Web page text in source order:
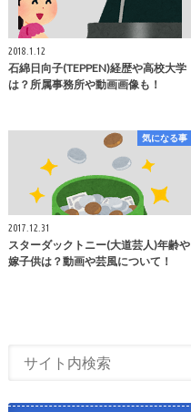
2018.1.12
石綿日向子(TEPPEN)経歴や高校大学
は？所属事務所や動画画像も！
気になる事
2017.12.31
スターダックトニー(大道芸人)年齢や
嫁子供は？動画や芸風について！